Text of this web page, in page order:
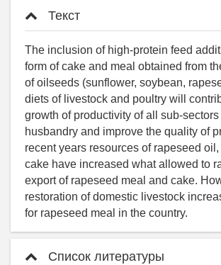
Текст
The inclusion of high-protein feed
form of cake and meal obtained from
of oilseeds (sunflower, soybean,
diets of livestock and poultry will
growth of productivity of all sub-sectors
husbandry and improve the quality of
recent years resources of rapeseed
cake have increased what allowed to
export of rapeseed meal and cake.
restoration of domestic livestock
for rapeseed meal in the country.
Список литературы